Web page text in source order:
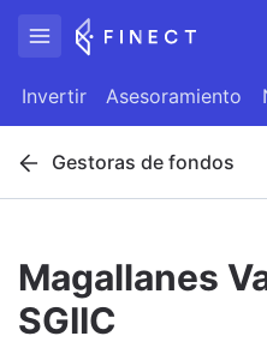
Invertir Asesoramiento
Gestoras de fondos
Magallanes
SGIIC